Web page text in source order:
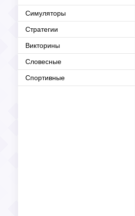
Симуляторы
Стратегии
Викторины
Словесные
Спортивные